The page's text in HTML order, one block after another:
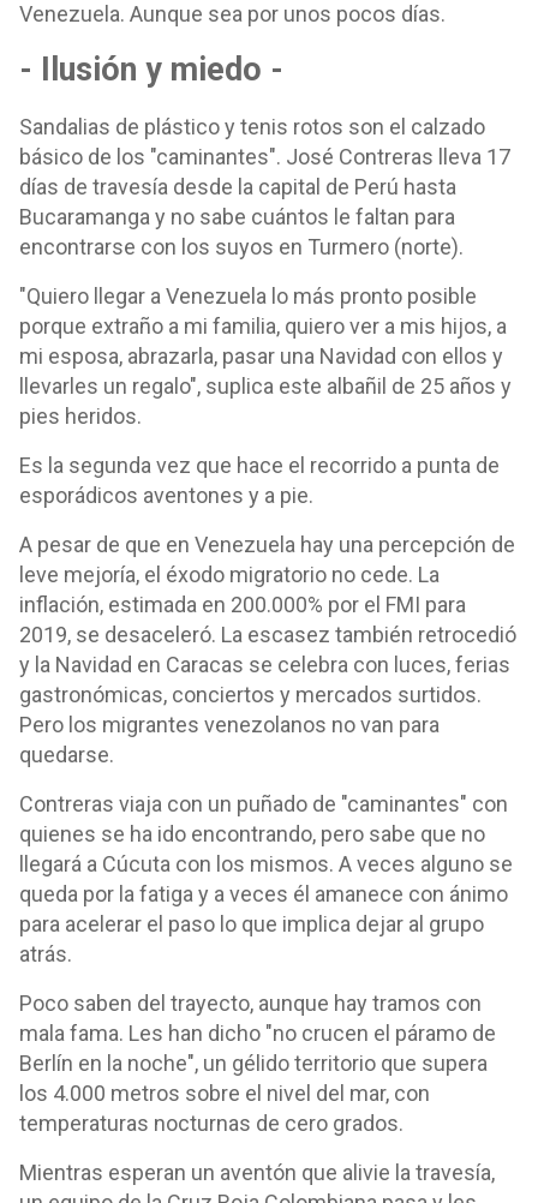
Venezuela. Aunque sea por unos pocos días.
- Ilusión y miedo -
Sandalias de plástico y tenis rotos son el calzado
básico de los "caminantes". José Contreras lleva 17
días de travesía desde la capital de Perú hasta
Bucaramanga y no sabe cuántos le faltan para
encontrarse con los suyos en Turmero (norte).
"Quiero llegar a Venezuela lo más pronto posible
porque extraño a mi familia, quiero ver a mis hijos, a
mi esposa, abrazarla, pasar una Navidad con ellos y
llevarles un regalo", suplica este albañil de 25 años y
pies heridos.
Es la segunda vez que hace el recorrido a punta de
esporádicos aventones y a pie.
A pesar de que en Venezuela hay una percepción de
leve mejoría, el éxodo migratorio no cede. La
inflación, estimada en 200.000% por el FMI para
2019, se desaceleró. La escasez también retrocedió
y la Navidad en Caracas se celebra con luces, ferias
gastronómicas, conciertos y mercados surtidos.
Pero los migrantes venezolanos no van para
quedarse.
Contreras viaja con un puñado de "caminantes" con
quienes se ha ido encontrando, pero sabe que no
llegará a Cúcuta con los mismos. A veces alguno se
queda por la fatiga y a veces él amanece con ánimo
para acelerar el paso lo que implica dejar al grupo
atrás.
Poco saben del trayecto, aunque hay tramos con
mala fama. Les han dicho "no crucen el páramo de
Berlín en la noche", un gélido territorio que supera
los 4.000 metros sobre el nivel del mar, con
temperaturas nocturnas de cero grados.
Mientras esperan un aventón que alivie la travesía,